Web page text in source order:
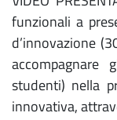
funzionali a
d’innovazione
studenti) nella
innovativa,